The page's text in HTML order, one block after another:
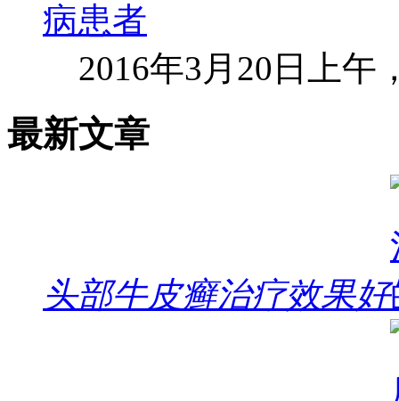
2016年3月20日上午
最新文章
头部牛皮癣治疗效果好